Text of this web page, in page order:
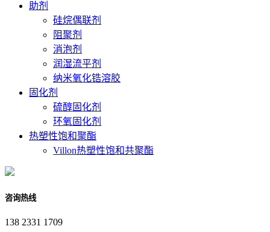
助剂
硅烷偶联剂
阻聚剂
消泡剂
润湿流平剂
纳米氧化锆溶胶
固化剂
硫醇固化剂
环氧固化剂
热塑性饱和聚酯
Villon热塑性饱和共聚酯
咨询热线
138 2331 1709